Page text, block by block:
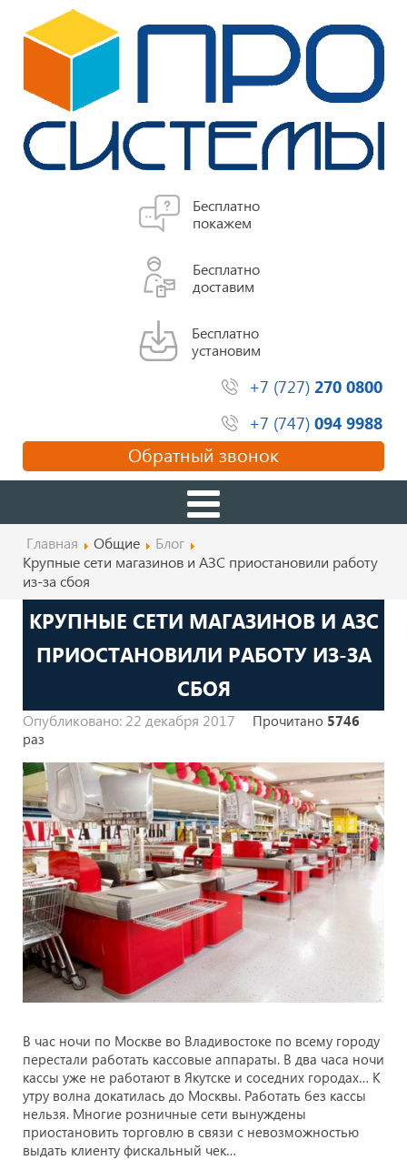
Бесплатно
покажем
Бесплатно
доставим
Бесплатно
установим
+7 (727) 270 0800
+7 (747) 094 9988
Обратный звонок
Главная Общие
Блог
Крупные сети магазинов и АЗС приостановили работу
из-за сбоя
КРУПНЫЕ СЕТИ МАГАЗИНОВ И АЗС
ПРИОСТАНОВИЛИ РАБОТУ ИЗ-ЗА
СБОЯ
Опубликовано: 22 декабря 2017 Прочитано 5746
раз
В час ночи по Москве во Владивостоке по всему городу
перестали работать кассовые аппараты. В два часа ночи
кассы уже не работают в Якутске и соседних городах… К
утру волна докатилась до Москвы. Работать без кассы
нельзя. Многие розничные сети вынуждены
приостановить торговлю в связи с невозможностью
выдать клиенту фискальный чек…